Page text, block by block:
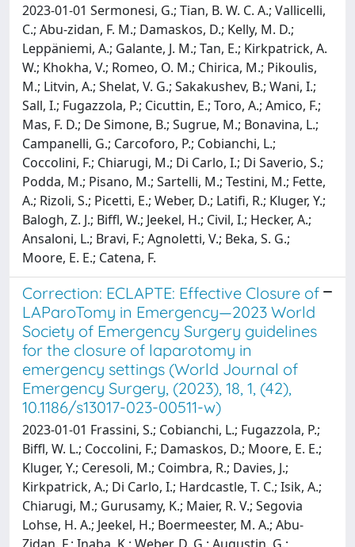
2023-01-01 Sermonesi, G.; Tian, B. W. C. A.; Vallicelli,
C.; Abu‑zidan, F. M.; Damaskos, D.; Kelly, M. D.;
Leppäniemi, A.; Galante, J. M.; Tan, E.; Kirkpatrick, A.
W.; Khokha, V.; Romeo, O. M.; Chirica, M.; Pikoulis,
M.; Litvin, A.; Shelat, V. G.; Sakakushev, B.; Wani, I.;
Sall, I.; Fugazzola, P.; Cicuttin, E.; Toro, A.; Amico, F.;
Mas, F. D.; De Simone, B.; Sugrue, M.; Bonavina, L.;
Campanelli, G.; Carcoforo, P.; Cobianchi, L.;
Coccolini, F.; Chiarugi, M.; Di Carlo, I.; Di Saverio, S.;
Podda, M.; Pisano, M.; Sartelli, M.; Testini, M.; Fette,
A.; Rizoli, S.; Picetti, E.; Weber, D.; Latifi, R.; Kluger, Y.;
Balogh, Z. J.; Biffl, W.; Jeekel, H.; Civil, I.; Hecker, A.;
Ansaloni, L.; Bravi, F.; Agnoletti, V.; Beka, S. G.;
Moore, E. E.; Catena, F.
Correction: ECLAPTE: Effective Closure of
LAParoTomy in Emergency—2023 World
Society of Emergency Surgery guidelines
for the closure of laparotomy in
emergency settings (World Journal of
Emergency Surgery, (2023), 18, 1, (42),
10.1186/s13017-023-00511-w)
2023-01-01 Frassini, S.; Cobianchi, L.; Fugazzola, P.;
Biffl, W. L.; Coccolini, F.; Damaskos, D.; Moore, E. E.;
Kluger, Y.; Ceresoli, M.; Coimbra, R.; Davies, J.;
Kirkpatrick, A.; Di Carlo, I.; Hardcastle, T. C.; Isik, A.;
Chiarugi, M.; Gurusamy, K.; Maier, R. V.; Segovia
Lohse, H. A.; Jeekel, H.; Boermeester, M. A.; Abu-